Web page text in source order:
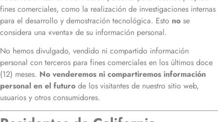
fines comerciales, como la realización de investigaciones internas
para el desarrollo y demostración tecnológica. Esto no se
considera una «venta» de su información personal.
No hemos divulgado, vendido ni compartido información
personal con terceros para fines comerciales en los últimos doce
(12) meses. No venderemos ni compartiremos información
personal en el futuro de los visitantes de nuestro sitio web,
usuarios y otros consumidores.